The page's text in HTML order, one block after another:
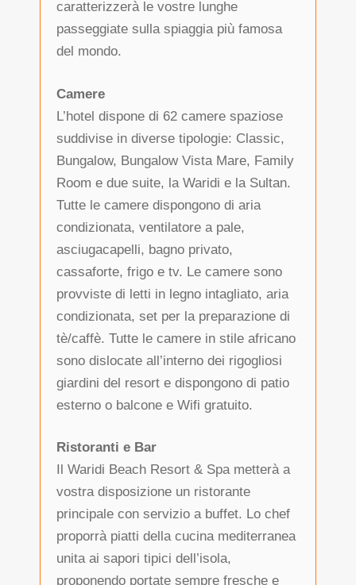
caratterizzerà le vostre lunghe
passeggiate sulla spiaggia più famosa
del mondo.
Camere
L’hotel dispone di 62 camere spaziose
suddivise in diverse tipologie: Classic,
Bungalow, Bungalow Vista Mare, Family
Room e due suite, la Waridi e la Sultan.
Tutte le camere dispongono di aria
condizionata, ventilatore a pale,
asciugacapelli, bagno privato,
cassaforte, frigo e tv. Le camere sono
provviste di letti in legno intagliato, aria
condizionata, set per la preparazione di
tè/caffè. Tutte le camere in stile africano
sono dislocate all’interno dei rigogliosi
giardini del resort e dispongono di patio
esterno o balcone e Wifi gratuito.
Ristoranti e Bar
Il Waridi Beach Resort & Spa metterà a
vostra disposizione un ristorante
principale con servizio a buffet. Lo chef
proporrà piatti della cucina mediterranea
unita ai sapori tipici dell’isola,
proponendo portate sempre fresche e